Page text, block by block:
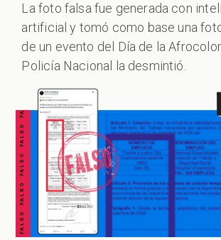
La foto falsa fue generada con
artificial y tomó como base una
de un evento del Día de la
Policía Nacional la desmintió.
FALSO FALSO FALSO FALSO FALSO FALSO FALSO